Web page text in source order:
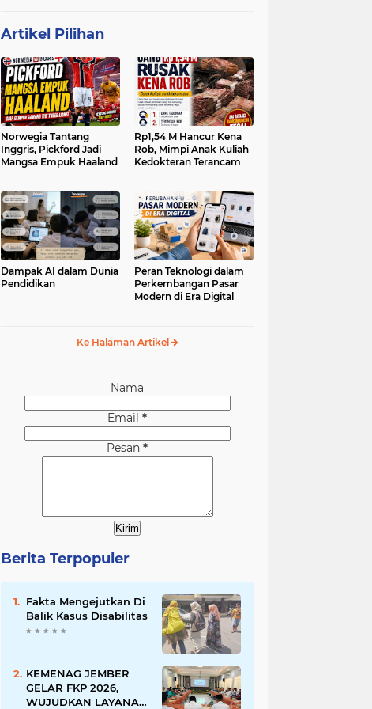
Artikel Pilihan
Norwegia Tantang
Inggris, Pickford Jadi
Mangsa Empuk Haaland
Rp1,54 M Hancur Kena
Rob, Mimpi Anak Kuliah
Kedokteran Terancam
Dampak AI dalam Dunia
Pendidikan
Peran Teknologi dalam
Perkembangan Pasar
Modern di Era Digital
Ke Halaman Artikel
Nama
Email *
Pesan *
Berita Terpopuler
Fakta Mengejutkan Di
Balik Kasus Disabilitas
KEMENAG JEMBER
GELAR FKP 2026,
WUJUDKAN LAYANAN